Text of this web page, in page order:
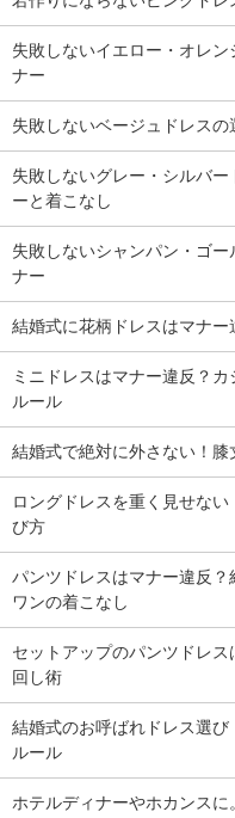
失敗しないイエロー・オレ
ナー
失敗しないベージュドレス
失敗しないグレー・シルバ
ーと着こなし
失敗しないシャンパン・ゴ
ナー
結婚式に花柄ドレスはマナ
ミニドレスはマナー違反？
ルール
結婚式で絶対に外さない！
ロングドレスを重く見せな
び方
パンツドレスはマナー違反
ワンの着こなし
セットアップのパンツドレ
回し術
結婚式のお呼ばれドレス選
ルール
ホテルディナーやホカンス